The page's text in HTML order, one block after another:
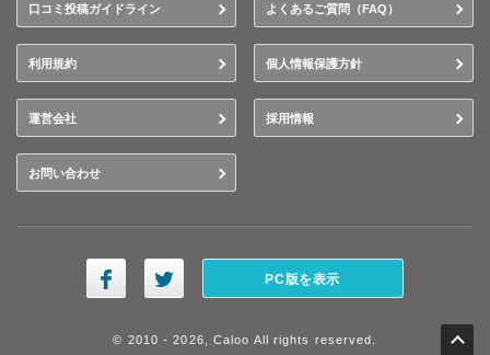
口コミ投稿ガイドライン よくあるご質問（FAQ）
利用規約 個人情報保護方針
運営会社 採用情報
お問い合わせ
PC版を表示
© 2010 - 2026, Caloo All rights reserved.